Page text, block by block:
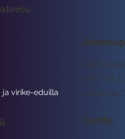
Arkisin klo
045 7731
Osoite
virike-eduilla